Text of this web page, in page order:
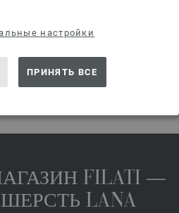
настройки
ПРИНЯТЬ ВСЕ
ЭТОЙ СТРАНИЦЕЙ
FILATI —
LANA